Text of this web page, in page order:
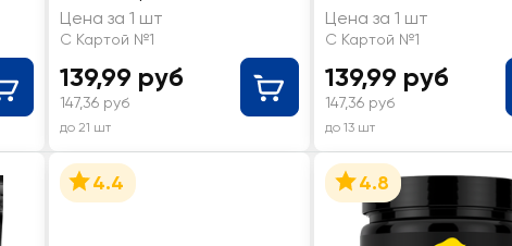
карамельной начинкой,
без сахара
Цена за 1 шт
С Картой №1
139,99 руб
147,36 руб
до 21 шт
миндальной начинкой,
без сахара
Цена за 1 шт
С Картой №1
139,99 руб
147,36 руб
до 13 шт
4.4 4.8